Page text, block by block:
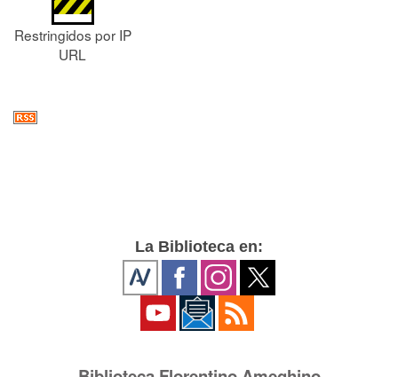
Restringidos por IP
URL
La Biblioteca en: